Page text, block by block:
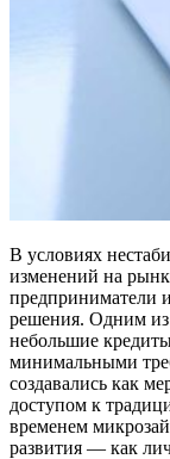
В условиях
изменений на
предприниматели
решения. Одним
небольшие
минимальными
создавались как
доступом к
временем
развития — как